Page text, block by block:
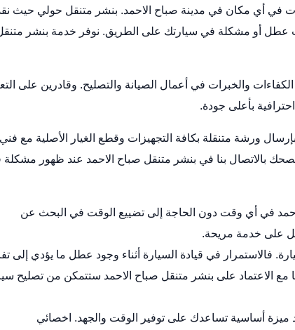
في أي مكان في مدينة صباح الاحمد. بنشر متنقل حولي حيث
عطل أو مشكلة في سيارتك على الطريق. نوفر خدمة بنشر
والخبرات في أعمال الصيانة والتصليح. وقادرين على
بأعلى جودة.
ورشة متنقلة بكافة التجهيزات وقطع الغيار الأصلية مع فني
بالاتصال بنا في بنشر متنقل صباح الاحمد عند ظهور
في أي وقت دون الحاجة إلى تضييع الوقت في البحث عن
على خدمة مريحة.
فالاستمرار في قيادة السيارة أثناء وجود عطل ما يؤدي إلى
الاعتماد على بنشر متنقل صباح الاحمد ستتمكن من تصليح
ميزة أساسية تساعدك على توفير الوقت والجهد. اخصائي